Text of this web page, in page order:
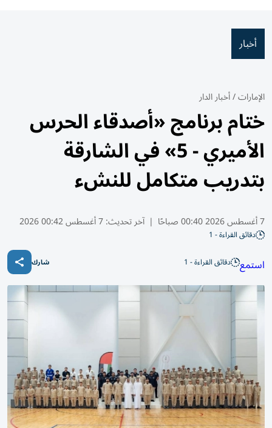
أخبار
الإمارات/أخبار الدار
ختام برنامج «أصدقاء الحرس
الأميري - 5» في الشارقة
بتدريب متكامل للنشء
7 أغسطس 2026 00:40 صباحًا | آخر تحديث:7 أغسطس 00:42 2026
دقائق القراءة - 1
استمع دقائق القراءة - 1 شارك